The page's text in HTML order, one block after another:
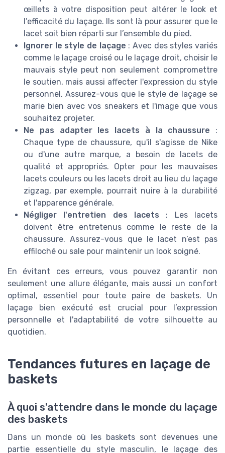
œillets à votre disposition peut altérer le look et
l’efficacité du laçage. Ils sont là pour assurer que le
lacet soit bien réparti sur l’ensemble du pied.
Ignorer le style de laçage : Avec des styles variés
comme le laçage croisé ou le laçage droit, choisir le
mauvais style peut non seulement compromettre
le soutien, mais aussi affecter l'expression du style
personnel. Assurez-vous que le style de laçage se
marie bien avec vos sneakers et l'image que vous
souhaitez projeter.
Ne pas adapter les lacets à la chaussure :
Chaque type de chaussure, qu'il s'agisse de Nike
ou d'une autre marque, a besoin de lacets de
qualité et appropriés. Opter pour les mauvaises
lacets couleurs ou les lacets droit au lieu du laçage
zigzag, par exemple, pourrait nuire à la durabilité
et l'apparence générale.
Négliger l'entretien des lacets : Les lacets
doivent être entretenus comme le reste de la
chaussure. Assurez-vous que le lacet n’est pas
effiloché ou sale pour maintenir un look soigné.
En évitant ces erreurs, vous pouvez garantir non
seulement une allure élégante, mais aussi un confort
optimal, essentiel pour toute paire de baskets. Un
laçage bien exécuté est crucial pour l’expression
personnelle et l'adaptabilité de votre silhouette au
quotidien.
Tendances futures en laçage de
baskets
À quoi s'attendre dans le monde du laçage
des baskets
Dans un monde où les baskets sont devenues une
partie essentielle du style masculin, le laçage des